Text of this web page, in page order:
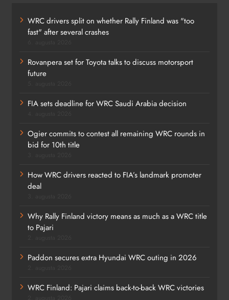
WRC drivers split on whether Rally Finland was "too
fast" after several crashes
Rovanpera set for Toyota talks to discuss motorsport
future
FIA sets deadline for WRC Saudi Arabia decision
Ogier commits to contest all remaining WRC rounds in
bid for 10th title
How WRC drivers reacted to FIA’s landmark promoter
deal
Why Rally Finland victory means as much as a WRC title
to Pajari
Paddon secures extra Hyundai WRC outing in 2026
WRC Finland: Pajari claims back-to-back WRC victories